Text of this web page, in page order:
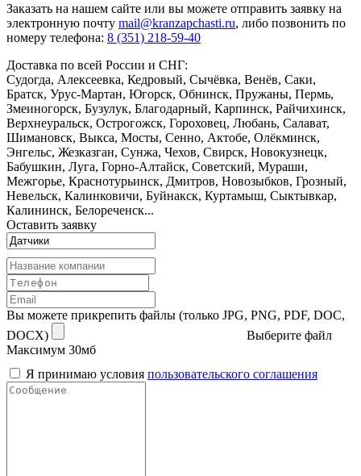
Заказать на нашем сайте или вы можете отправить заявку на
электронную почту mail@kranzapchasti.ru, либо позвонить по
номеру телефона: 8 (351) 218-59-40
Доставка по всей России и СНГ:
Судогда, Алексеевка, Кедровый, Сычёвка, Венёв, Саки,
Братск, Урус-Мартан, Югорск, Обнинск, Пружаны, Пермь,
Змеиногорск, Бузулук, Благодарный, Карпинск, Райчихинск,
Верхнеуральск, Острогожск, Гороховец, Любань, Салават,
Шимановск, Выкса, Мосты, Сенно, Актобе, Олёкминск,
Энгельс, Жезказган, Сунжа, Чехов, Свирск, Новокузнецк,
Бабушкин, Луга, Горно-Алтайск, Советский, Мураши,
Межгорье, Краснотурьинск, Дмитров, Новозыбков, Грозный,
Невельск, Калинковичи, Буйнакск, Куртамыш, Сыктывкар,
Калининск, Белореченск...
Оставить заявку
Вы можете прикрепить файлы (только JPG, PNG, PDF, DOC,
DOCX)
Выберите файл
Максимум 30мб
Я принимаю условия пользовательского соглашения